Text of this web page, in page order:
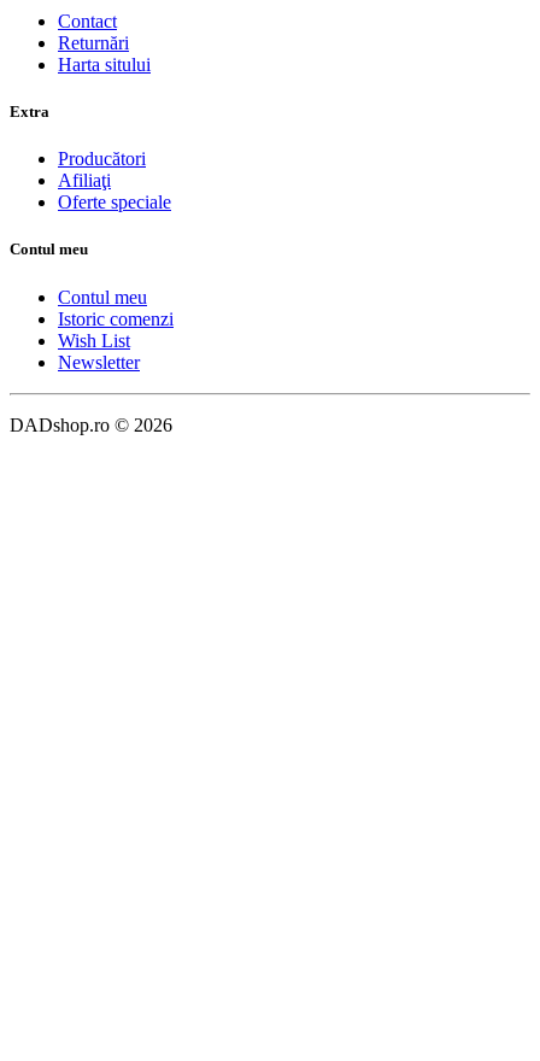
Contact
Returnări
Harta sitului
Extra
Producători
Afiliaţi
Oferte speciale
Contul meu
Contul meu
Istoric comenzi
Wish List
Newsletter
DADshop.ro © 2026